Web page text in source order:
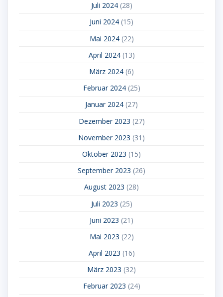
Juli 2024(28)
Juni 2024 (15)
Mai 2024(22)
April 2024(13)
März 2024 (6)
Februar 2024(25)
Januar 2024 (27)
Dezember 2023 (27)
November 2023 (31)
Oktober 2023 (15)
September 2023 (26)
August 2023 (28)
Juli 2023 (25)
Juni 2023 (21)
Mai 2023 (22)
April 2023 (16)
März 2023 (32)
Februar 2023 (24)